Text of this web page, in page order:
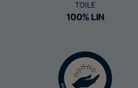
TOILE
100% LIN